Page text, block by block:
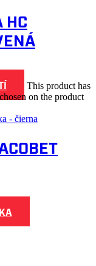
HC
This product has
on the product